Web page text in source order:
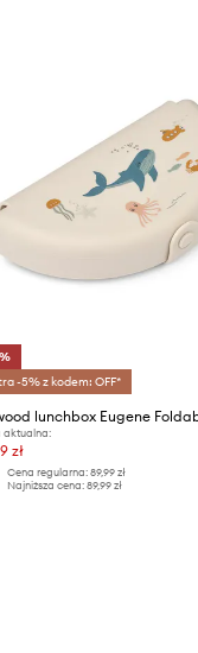
-5% z kodem: OFF*
aktualna:
zł
Cena regularna: 89,99 zł
Najniższa cena: 89,99 zł